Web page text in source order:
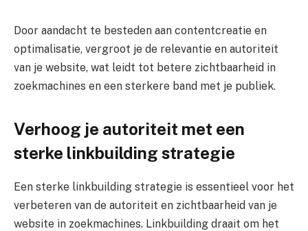
Door aandacht te besteden aan contentcreatie en
optimalisatie, vergroot je de relevantie en autoriteit
van je website, wat leidt tot betere zichtbaarheid in
zoekmachines en een sterkere band met je publiek.
Verhoog je autoriteit met een
sterke linkbuilding strategie
Een sterke linkbuilding strategie is essentieel voor het
verbeteren van de autoriteit en zichtbaarheid van je
website in zoekmachines. Linkbuilding draait om het